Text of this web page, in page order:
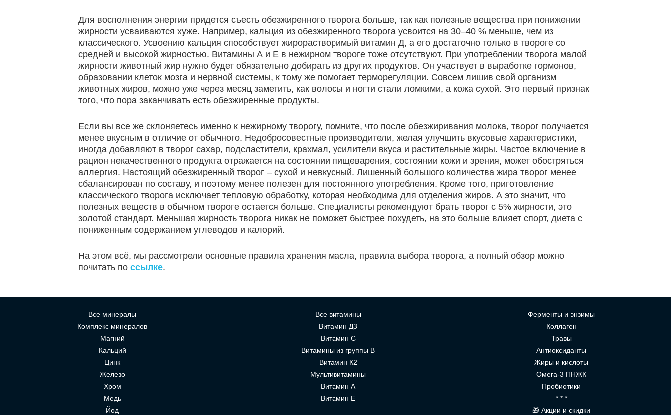
Для восполнения энергии придется съесть обезжиренного творога больше, так как полезные вещества при понижении
жирности усваиваются хуже. Например, кальция из обезжиренного творога усвоится на 30–40 % меньше, чем из
классического. Усвоению кальция способствует жирорастворимый витамин Д, а его достаточно только в твороге со
средней и высокой жирностью. Витамины А и Е в нежирном твороге тоже отсутствуют. При употреблении творога малой
жирности животный жир нужно будет обязательно добирать из других продуктов. Он участвует в выработке гормонов,
образовании клеток мозга и нервной системы, к тому же помогает терморегуляции. Совсем лишив свой организм
животных жиров, можно уже через месяц заметить, как волосы и ногти стали ломкими, а кожа сухой. Это первый признак
того, что пора заканчивать есть обезжиренные продукты.
Если вы все же склоняетесь именно к нежирному творогу, помните, что после обезжиривания молока, творог получается
менее вкусным в отличие от обычного. Недобросовестные производители, желая улучшить вкусовые характеристики,
иногда добавляют в творог сахар, подсластители, крахмал, усилители вкуса и растительные жиры. Частое включение в
рацион некачественного продукта отражается на состоянии пищеварения, состоянии кожи и зрения, может обостряться
аллергия. Настоящий обезжиренный творог – сухой и невкусный. Лишенный большого количества жира творог менее
сбалансирован по составу, и поэтому менее полезен для постоянного употребления. Кроме того, приготовление
классического творога исключает тепловую обработку, которая необходима для отделения жиров. А это значит, что
полезных веществ в обычном твороге остается больше. Специалисты рекомендуют брать творог с 5% жирности, это
золотой стандарт. Меньшая жирность творога никак не поможет быстрее похудеть, на это больше влияет спорт, диета с
пониженным содержанием углеводов и калорий.
На этом всё, мы рассмотрели основные правила хранения масла, правила выбора творога, а полный обзор можно
почитать по ссылке.
Все минералы
Комплекс минералов
Магний
Кальций
Цинк
Железо
Хром
Медь
Йод
Все витамины
Витамин Д3
Витамин С
Витамины из группы В
Витамин К2
Мультивитамины
Витамин А
Витамин Е
Ферменты и энзимы
Коллаген
Травы
Антиоксиданты
Жиры и кислоты
Омега-3 ПНЖК
Пробиотики
* * *
🎁 Акции и скидки